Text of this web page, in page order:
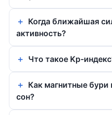
Когда ближайшая
активность?
Что такое Kp-
Как магнитные бури
сон?